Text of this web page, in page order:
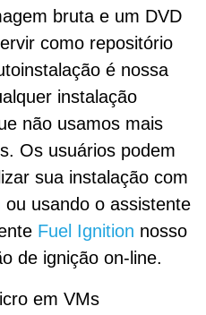
bruta e um DVD
como repositório
é nossa
instalação
não usamos mais
Os usuários podem
sua instalação com
ou usando o assistente
Fuel Ignition nosso
de ignição on-line.
em VMs